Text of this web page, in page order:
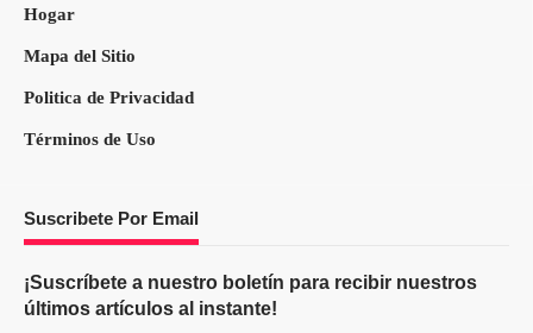
Hogar
Mapa del Sitio
Politica de Privacidad
Términos de Uso
Suscribete Por Email
¡Suscríbete a nuestro boletín para recibir nuestros
últimos artículos al instante!